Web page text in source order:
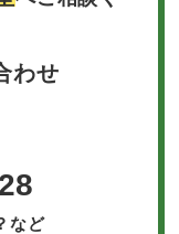
わせ
など